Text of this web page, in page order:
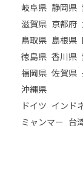
岐阜県 静岡県
滋賀県 京都府
鳥取県 島根県
徳島県 香川県
福岡県 佐賀県
沖縄県
ドイツ インド
ミャンマー 台